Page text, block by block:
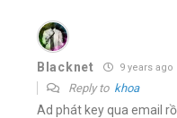
Blacknet 9 years ago
Reply to khoa
Ad phát key qua email